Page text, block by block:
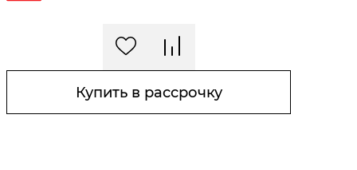
Купить в рассрочку